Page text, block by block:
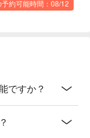
約可能時間：08/12
ですか？